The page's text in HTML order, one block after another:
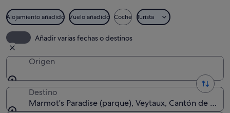
Alojamiento añadido Vuelo añadido Coche Turista
Añadir varias fechas o destinos
Origen
Destino
Marmot's Paradise (parque), Veytaux, Cantón de